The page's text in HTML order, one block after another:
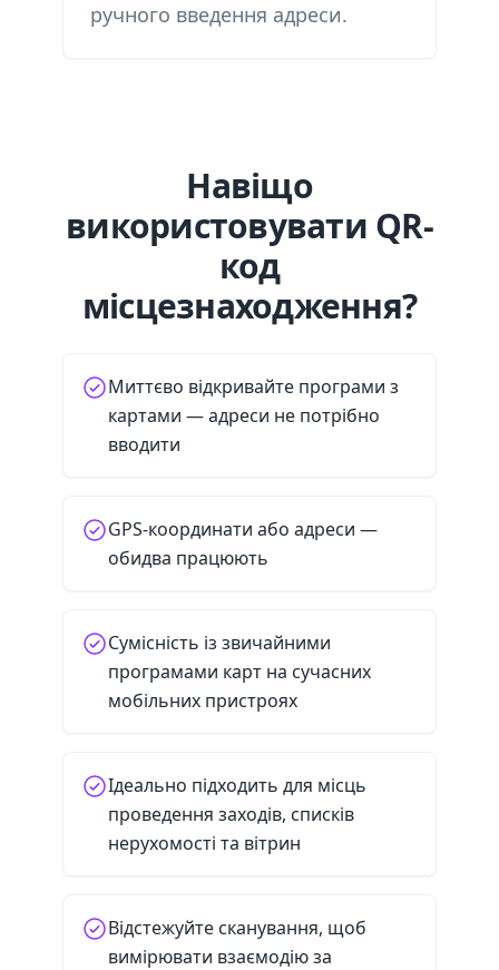
ручного введення адреси.
Навіщо
використовувати QR-
код
місцезнаходження?
Миттєво відкривайте програми з
картами — адреси не потрібно
вводити
GPS-координати або адреси —
обидва працюють
Сумісність із звичайними
програмами карт на сучасних
мобільних пристроях
Ідеально підходить для місць
проведення заходів, списків
нерухомості та вітрин
Відстежуйте сканування, щоб
вимірювати взаємодію за